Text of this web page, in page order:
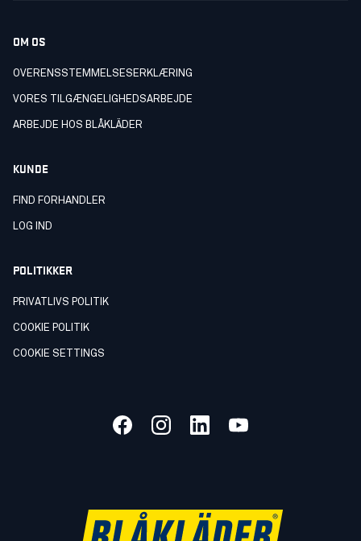
OM OS
OVERENSSTEMMELSESERKLÆRING
VORES TILGÆNGELIGHEDSARBEJDE
ARBEJDE HOS BLÅKLÄDER
KUNDE
FIND FORHANDLER
LOG IND
POLITIKKER
PRIVATLIVS POLITIK
COOKIE POLITIK
COOKIE SETTINGS